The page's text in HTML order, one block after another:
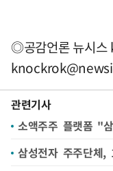
◎공감언론 뉴시스
관련기사